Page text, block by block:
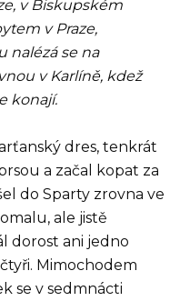
v Biskupském
v Praze,
nalézá se na
v Karlíně, kdež
konají.
dres, tenkrát
a začal kopat za
do Sparty zrovna ve
ale jistě
dorost ani jedno
Mimochodem
se v sedmnácti